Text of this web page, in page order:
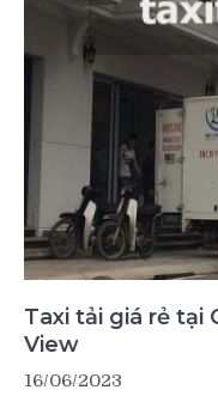
Taxi tải giá rẻ tại
View
16/06/2023